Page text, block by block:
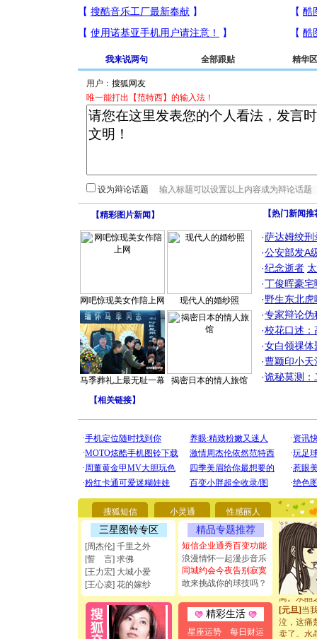
我来说两句 全部跟贴 精华区
用户：
唯一能打出【范特西】的输入法！
设为辩论话题
【精彩图片新闻 】
网吧惊现美女作陪上网 现代人的婚纱照
马季葬礼上最无耻一幕 揭密日本的情人旅馆
【热门新闻
·萨达姆绞刑
·公安部发A
·纪念逝者
·丁俊晖豪
·野生东北
·专家辩论伪
·校花口述：
·女白领祼体
·曹颖印小天
·诡秘莫测：
【相关链接】
搜狐短信 小灵通 性感丽人
三星图铃专区
[周杰伦] 千里之外
[誓 言] 求佛
[王力宏] 大城小爱
[王心凌] 花的嫁纱
精品专题推荐
短信企业通秀百变功能
浪漫情怀一起漫步音乐
同城约会今夜告别寂寞
敢来挑战你的球技吗？
精彩生活
星座运势
每日财运
[圣诞节]
你太多
[圣诞节]
能正大
都要快乐
[圣诞节]
如意,快
[元旦]看
断电。爱
你是我
[元旦]如
起；二是
离。水晶
[元旦]当
泣，这痛
卖了。水